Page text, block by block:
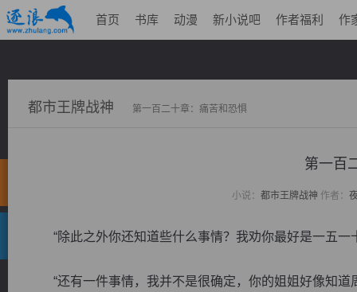
首页 书库 动漫 新小说吧 作者福利 作
都市王牌战神 第一百二十章：痛苦和恐惧
第一百
小说： 都市王牌战神 作者：
“除此之外你还知道些什么事情？我劝你最好是一五一
“还有一件事情，我并不是很确定，你的姐姐好像知道